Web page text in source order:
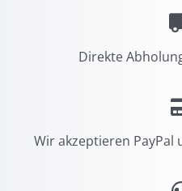
Direkte
Wir akzeptieren PayPal